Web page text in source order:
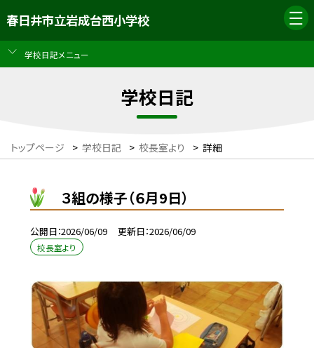
春日井市立岩成台西小学校
学校日記メニュー
学校日記
トップページ > 学校日記 > 校長室より > 詳細
３組の様子（６月9日）
公開日 2026/06/09 更新日 2026/06/09
校長室より